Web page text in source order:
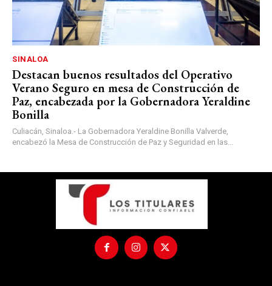
SINALOA
Destacan buenos resultados del Operativo
Verano Seguro en mesa de Construcción de
Paz, encabezada por la Gobernadora Yeraldine
Bonilla
Culiacán, Sinaloa.- La Gobernadora Yeraldine Bonilla Valverde,
encabezó la Mesa de Construcción de Paz y Seguridad en las...